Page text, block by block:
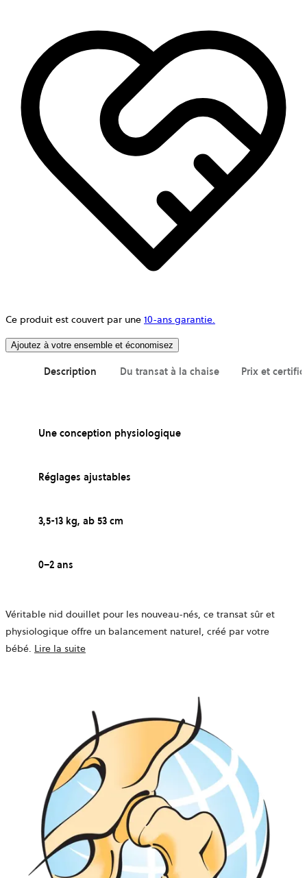
Ce produit est couvert par une 10-ans garantie.
Ajoutez à votre ensemble et économisez
Description Du transat à la chaise Prix et
Une conception physiologique
Réglages ajustables
3,5-13 kg, ab 53 cm
0–2 ans
Véritable nid douillet pour les nouveau-nés, ce transat sûr et
physiologique offre un balancement naturel, créé par votre
bébé. Lire la suite